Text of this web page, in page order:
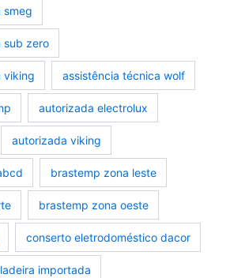
smeg
sub zero
viking assistência técnica wolf
autorizada electrolux
autorizada viking
brastemp zona leste
brastemp zona oeste
conserto eletrodoméstico dacor
importada